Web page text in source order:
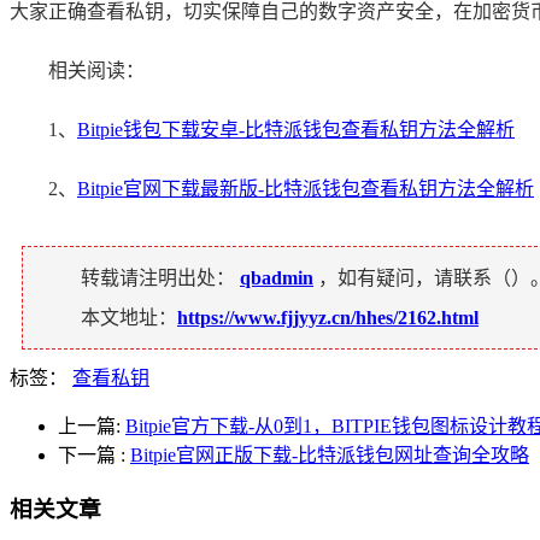
大家正确查看私钥，切实保障自己的数字资产安全，在加密货
相关阅读：
1、 Bitpie钱包下载安卓-比特派钱包查看私钥方法全解析
2、 Bitpie官网下载最新版-比特派钱包查看私钥方法全解析
转载请注明出处： qbadmin ，如有疑问，请联系（）。
本文地址： https://www.fjjyyz.cn/hhes/2162.html
标签： 查看私钥
上一篇: Bitpie官方下载-从0到1，BITPIE钱包图标设计教
下一篇 : Bitpie官网正版下载-比特派钱包网址查询全攻略
相关文章